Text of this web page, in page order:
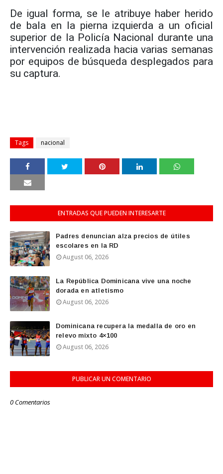
De igual forma, se le atribuye haber herido
de bala en la pierna izquierda a un oficial
superior de la Policía Nacional durante una
intervención realizada hacia varias semanas
por equipos de búsqueda desplegados para
su captura.
Tags nacional
ENTRADAS QUE PUEDEN INTERESARTE
Padres denuncian alza precios de útiles
escolares en la RD
August 06, 2026
La República Dominicana vive una noche
dorada en atletismo
August 06, 2026
Dominicana recupera la medalla de oro en
relevo mixto 4×100
August 06, 2026
PUBLICAR UN COMENTARIO
0 Comentarios